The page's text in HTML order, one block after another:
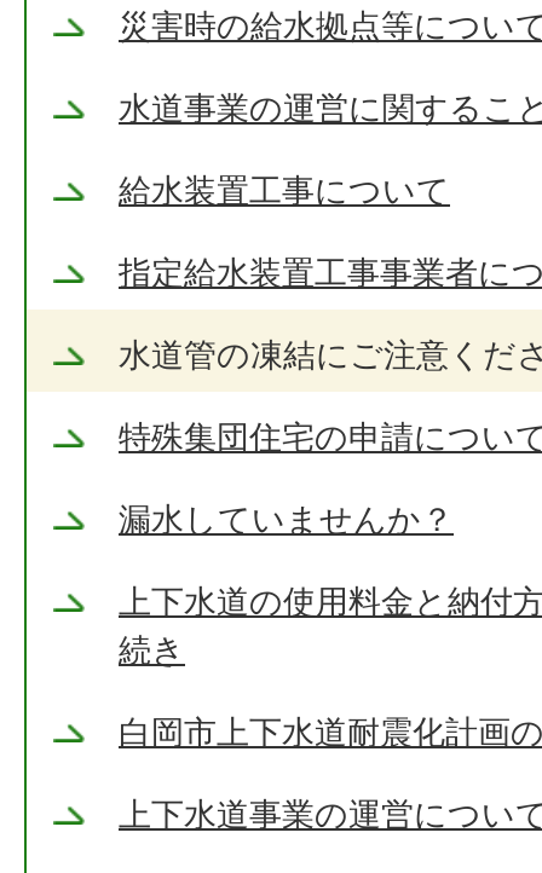
災害時の給水拠点等につい
水道事業の運営に関するこ
給水装置工事について
指定給水装置工事事業者に
水道管の凍結にご注意くだ
特殊集団住宅の申請につい
漏水していませんか？
上下水道の使用料金と納付
続き
白岡市上下水道耐震化計画
上下水道事業の運営につい